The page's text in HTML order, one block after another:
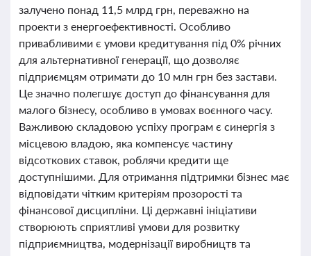
залучено понад 11,5 млрд грн, переважно на
проекти з енергоефективності. Особливо
привабливими є умови кредитування під 0% річних
для альтернативної генерації, що дозволяє
підприємцям отримати до 10 млн грн без застави.
Це значно полегшує доступ до фінансування для
малого бізнесу, особливо в умовах воєнного часу.
Важливою складовою успіху програм є синергія з
місцевою владою, яка компенсує частину
відсоткових ставок, роблячи кредити ще
доступнішими. Для отримання підтримки бізнес має
відповідати чітким критеріям прозорості та
фінансової дисципліни. Ці державні ініціативи
створюють сприятливі умови для розвитку
підприємництва, модернізації виробництв та